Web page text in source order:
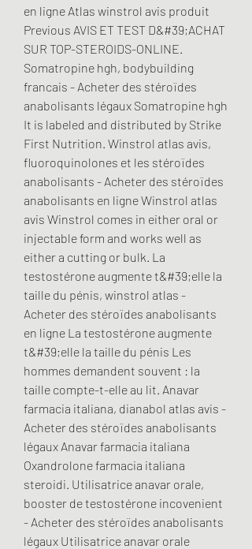
en ligne Atlas winstrol avis produit
Previous AVIS ET TEST D&#39;ACHAT
SUR TOP-STEROIDS-ONLINE.
Somatropine hgh, bodybuilding
francais - Acheter des stéroïdes
anabolisants légaux Somatropine hgh
It is labeled and distributed by Strike
First Nutrition. Winstrol atlas avis,
fluoroquinolones et les stéroïdes
anabolisants - Acheter des stéroïdes
anabolisants en ligne Winstrol atlas
avis Winstrol comes in either oral or
injectable form and works well as
either a cutting or bulk. La
testostérone augmente t&#39;elle la
taille du pénis, winstrol atlas -
Acheter des stéroïdes anabolisants
en ligne La testostérone augmente
t&#39;elle la taille du pénis Les
hommes demandent souvent : la
taille compte-t-elle au lit. Anavar
farmacia italiana, dianabol atlas avis -
Acheter des stéroïdes anabolisants
légaux Anavar farmacia italiana
Oxandrolone farmacia italiana
steroidi. Utilisatrice anavar orale,
booster de testostérone incovenient
- Acheter des stéroïdes anabolisants
légaux Utilisatrice anavar orale